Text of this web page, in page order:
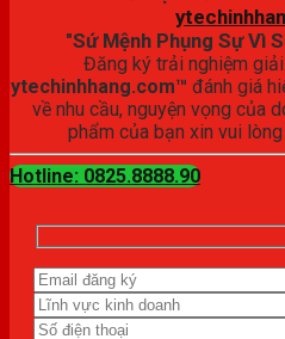
"Sứ Mệnh Phụng Sự Vì
Đăng ký trải nghiệm
ytechinhhang.com™ đánh giá
về nhu cầu, nguyện vọng của
phẩm của bạn xin vui
Hotline: 0825.8888.90